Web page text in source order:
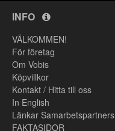
INFO
VÄLKOMMEN!
För företag
Om Vobis
Köpvillkor
Kontakt / Hitta till oss
In English
Länkar Samarbetspartners
FAKTASIDOR